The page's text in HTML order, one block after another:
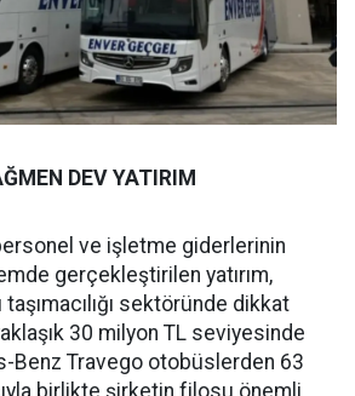
DEV YATIRIM
ve işletme giderlerinin
gerçekleştirilen yatırım,
sektöründe dikkat
30 milyon TL seviyesinde
Benz Travego otobüslerden 63
birlikte şirketin filosu önemli